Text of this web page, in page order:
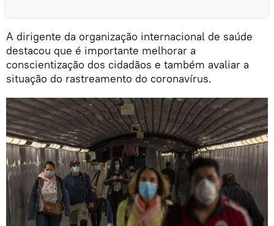
A dirigente da organização internacional de saúde
destacou que é importante melhorar a
conscientização dos cidadãos e também avaliar a
situação do rastreamento do coronavírus.